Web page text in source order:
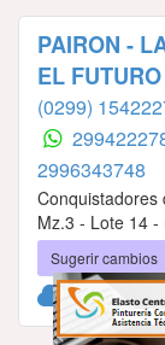
PAIRON -
EL FUTURO
(0299)
2996343748
Conquistadores
Mz.3 - Lote 14
Sugerir cambios
| Hoy